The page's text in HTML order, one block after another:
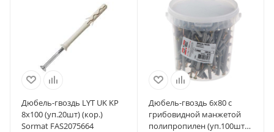
Дюбель-гвоздь LYT UK KP
8х100 (уп.20шт) (кор.)
Sormat FAS2075664
Дюбель-гвоздь 6х80 с
грибовидной манжетой
полипропилен (уп.100шт)